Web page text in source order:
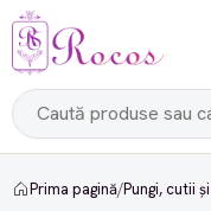
Prima pagină/Pungi, cutii